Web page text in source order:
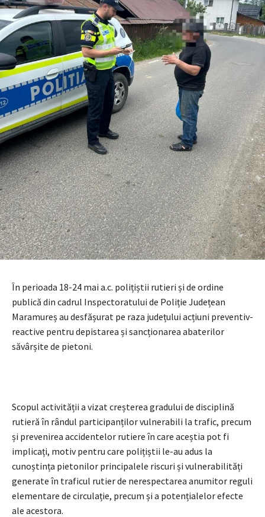
În perioada 18-24 mai a.c. polițiștii rutieri și de ordine
publică din cadrul Inspectoratului de Poliție Județean
Maramureș au desfășurat pe raza județului acțiuni preventiv-
reactive pentru depistarea și sancționarea abaterilor
săvârșite de pietoni.
Scopul activității a vizat creșterea gradului de disciplină
rutieră în rândul participanților vulnerabili la trafic, precum
și prevenirea accidentelor rutiere în care aceștia pot fi
implicați, motiv pentru care polițiștii le-au adus la
cunoștința pietonilor principalele riscuri și vulnerabilități
generate în traficul rutier de nerespectarea anumitor reguli
elementare de circulație, precum și a potențialelor efecte
ale acestora.